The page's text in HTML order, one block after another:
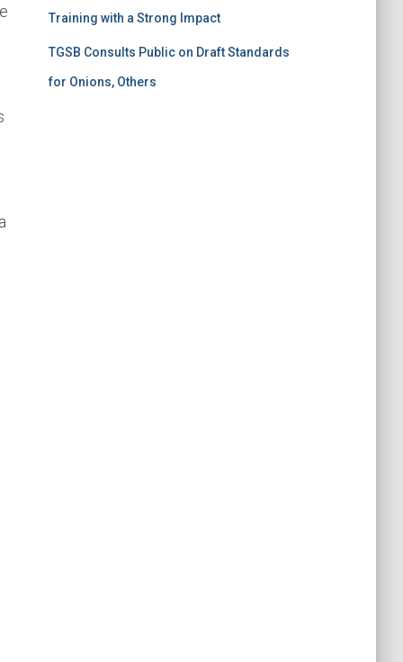
Training with a Strong Impact
TGSB Consults Public on Draft Standards
for Onions, Others